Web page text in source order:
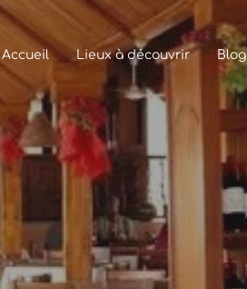
Accueil Lieux à découvrir Blog